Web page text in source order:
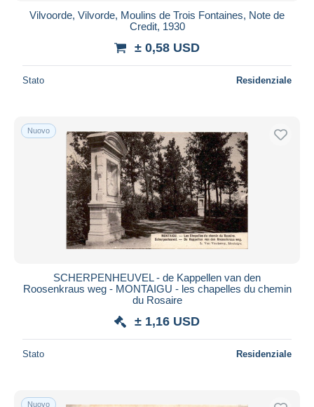
Vilvoorde, Vilvorde, Moulins de Trois Fontaines, Note de
Credit, 1930
± 0,58 USD
Stato Residenziale
Nuovo
SCHERPENHEUVEL - de Kappellen van den
Roosenkraus weg - MONTAIGU - les chapelles du chemin
du Rosaire
± 1,16 USD
Stato Residenziale
Nuovo